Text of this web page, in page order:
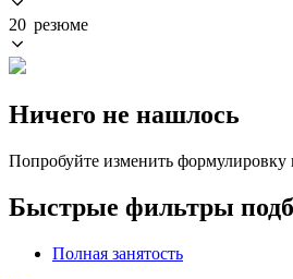
20 резюме
Ничего не нашлось
Попробуйте изменить
Быстрые фильтры
Полная занятость